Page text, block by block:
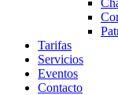
Tarifas
Servicios
Eventos
Contacto